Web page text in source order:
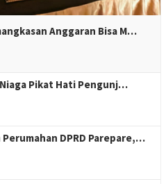
Anggaran Bisa M…
Pikat Hati Pengunj…
Perumahan DPRD Parepare,…